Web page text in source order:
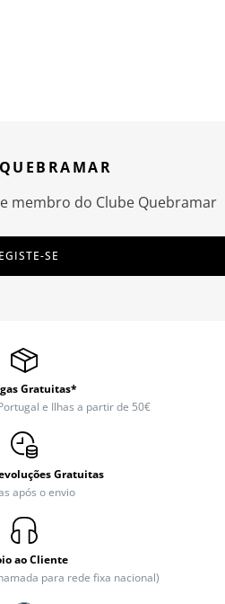
membro do Clube Quebramar
SE
Gratuitas*
e Ilhas a partir de 50€
Gratuitas
após o envio
ao Cliente
para rede fixa nacional)